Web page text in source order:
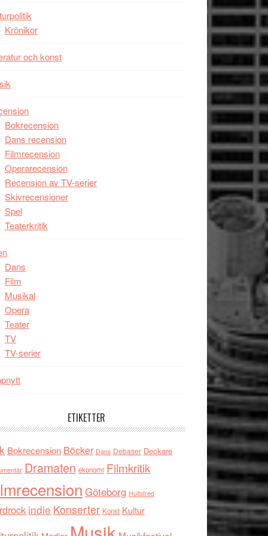
Krönikor
och konst
Bokrecension
Dans recension
Filmrecension
Operarecension
Recension av TV-serier
Skivrecensioner
Spel
Teaterkritik
Dans
Film
Musikal
Opera
Teater
TV
TV-serier
ETIKETTER
Bokrecension Böcker Dans Debaser Deckare
Dramaten ekonomi Filmkritik
Göteborg Hultsfred
indie Konserter Konst Kultur